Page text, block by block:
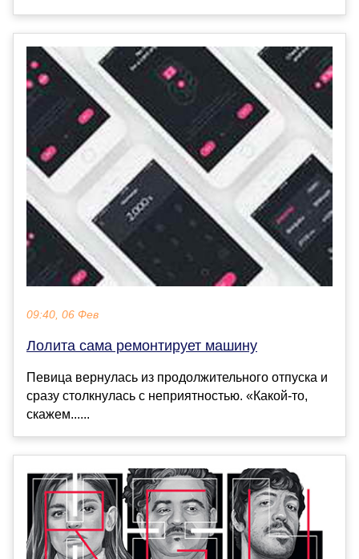
09:40, 06 Фев
Лолита сама ремонтирует машину
Певица вернулась из продолжительного отпуска и
сразу столкнулась с неприятностью. «Какой-то,
скажем......